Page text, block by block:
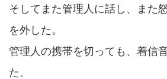
そしてまた管理人に話し、また
を外した。
管理人の携帯を切っても、着信
た。